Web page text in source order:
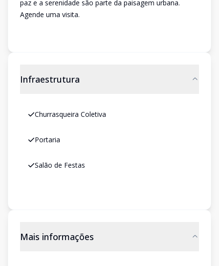
paz e a serenidade são parte da paisagem urbana.
Agende uma visita.
Infraestrutura
Churrasqueira Coletiva
Portaria
Salão de Festas
Mais informações